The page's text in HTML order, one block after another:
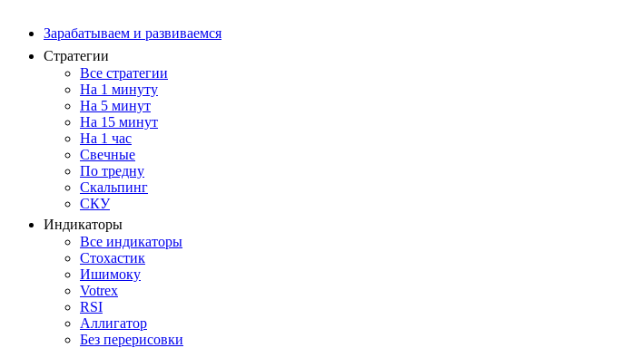
Зарабатываем и развиваемся
Стратегии
Все стратегии
На 1 минуту
На 5 минут
На 15 минут
На 1 час
Свечные
По тредну
Скальпинг
СКУ
Индикаторы
Все индикаторы
Стохастик
Ишимоку
Votrex
RSI
Аллигатор
Без перерисовки